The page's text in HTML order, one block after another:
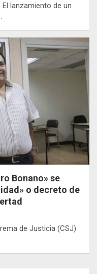
lanzamiento de un
Bonano» se
o decreto de
de Justicia (CSJ)